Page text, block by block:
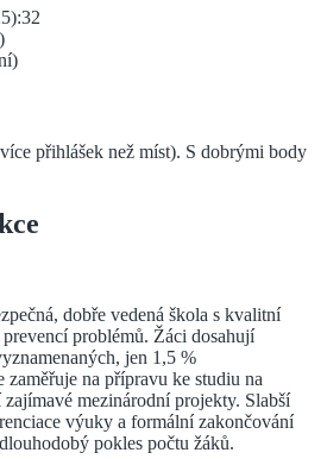
32
)
přihlášek než míst). S dobrými body
dobře vedená škola s kvalitní
problémů. Žáci dosahují
jen 1,5 %
na přípravu ke studiu na
mezinárodní projekty. Slabší
výuky a formální zakončování
pokles počtu žáků.